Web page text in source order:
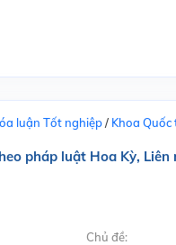
luận Tốt nghiệp/ Khoa Quốc
pháp luật Hoa Kỳ, Liên
Chủ đề: